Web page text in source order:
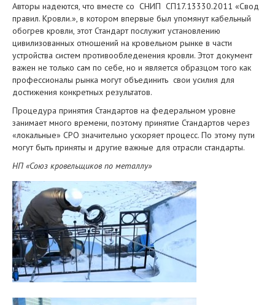
Авторы надеются, что вместе со СНИП СП17.13330.2011 «Свод
правил. Кровли.», в котором впервые был упомянут кабельный
обогрев кровли, этот Стандарт послужит установлению
цивилизованных отношений на кровельном рынке в части
устройства систем противообледенения кровли. Этот документ
важен не только сам по себе, но и является образцом того как
профессионалы рынка могут объединить свои усилия для
достижения конкретных результатов.
Процедура принятия Стандартов на федеральном уровне
занимает много времени, поэтому принятие Стандартов через
«локальные» СРО значительно ускоряет процесс. По этому пути
могут быть приняты и другие важные для отрасли стандарты.
НП «Союз кровельщиков по металлу»